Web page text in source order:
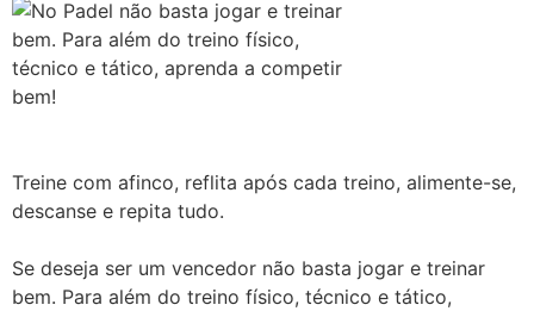
Treine com afinco, reflita após cada treino, alimente-se,
descanse e repita tudo.
Se deseja ser um vencedor não basta jogar e treinar
bem. Para além do treino físico, técnico e tático,